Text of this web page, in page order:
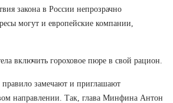
закона в России непрозрачно
могут и европейские компании,
включить гороховое пюре в свой рацион.
правило замечают и приглашают
направлении. Так, глава Минфина Антон